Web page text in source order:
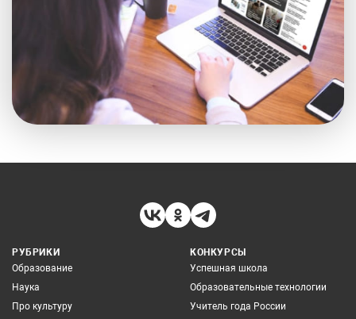
РУБРИКИ
Образование
Наука
Про культуру
КОНКУРСЫ
Успешная школа
Образовательные технологии
Учитель года России